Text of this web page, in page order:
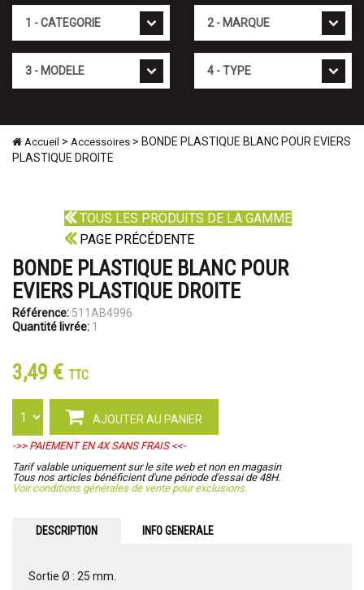
Accueil > Accessoires > BONDE PLASTIQUE BLANC POUR EVIERS
PLASTIQUE DROITE
TOUS LES PRODUITS DE LA GAMME
PAGE PRÉCÉDENTE
BONDE PLASTIQUE BLANC POUR
EVIERS PLASTIQUE DROITE
Référence: 511AB4996
Quantité livrée: 1
3,49 € TTC
AJOUTER AU PANIER
->> PAIEMENT EN 4X SANS FRAIS <<-
Tarif valable uniquement sur le site web et non en magasin
Tous nos articles bénéficient d'une période d'essai de 48H.
Voir conditions générales de vente pour exclusions.
DESCRIPTION INFO GENERALE
Sortie Ø : 25 mm.